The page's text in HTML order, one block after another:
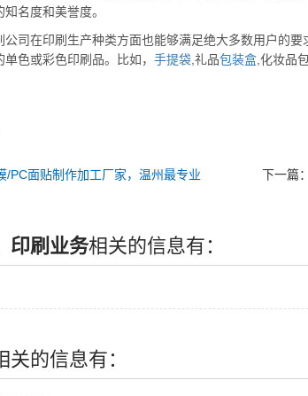
名度和美誉度。
在印刷生产种类方面也能够满足绝大多数用户的要
色或彩色印刷品。比如， 手提袋,礼品包装盒,化妆品
/PC面贴制作加工厂家，温州最专业 下一篇：
印刷业务相关的信息有：
关的信息有：